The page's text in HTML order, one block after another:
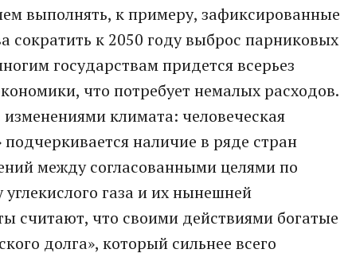
выполнять, к примеру, зафиксированные
сократить к 2050 году выброс парниковых
государствам придется всерьез
что потребует немалых расходов.
климата: человеческая
наличие в ряде стран
между согласованными целями по
газа и их нынешней
считают, что своими действиями богатые
долга», который сильнее всего